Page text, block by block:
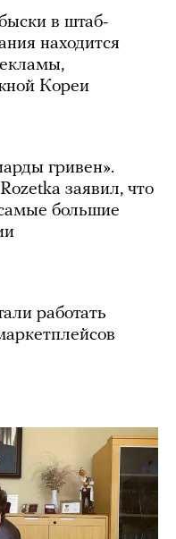
в штаб-
находится
Кореи
гривен».
заявил, что
большие
работать